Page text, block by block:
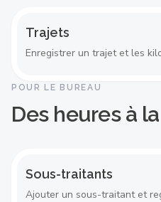
Trajets
Enregistrer un trajet et les
POUR LE BUREAU
Des heures à
Sous-traitants
Ajouter un sous-traitant et